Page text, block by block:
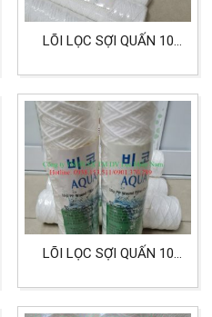
LÕI LỌC SỢI QUẤN 10
AQUA LỌC CÔNG
NGHIỆP
LÕI LỌC SỢI QUẤN 10
AQUA LỌC NƯỚC CÔNG
NGHIỆP